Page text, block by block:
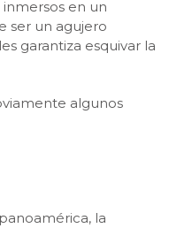
en un
ser un agujero
garantiza esquivar la
algunos
la